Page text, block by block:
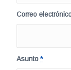
Correo
Asunto*